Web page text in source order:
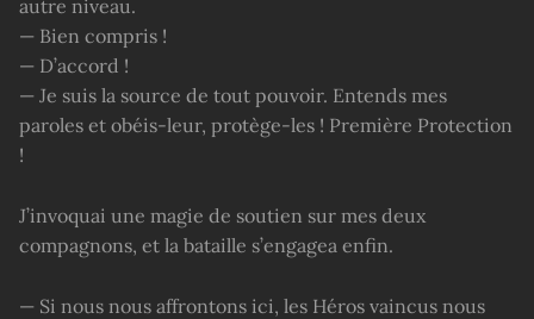
autre niveau.
— Bien compris !
— D’accord !
— Je suis la source de tout pouvoir. Entends mes
paroles et obéis-leur, protège-les ! Première Protection
!
J’invoquai une magie de soutien sur mes deux
compagnons, et la bataille s’engagea enfin.
— Si nous nous affrontons ici, les Héros vaincus nous